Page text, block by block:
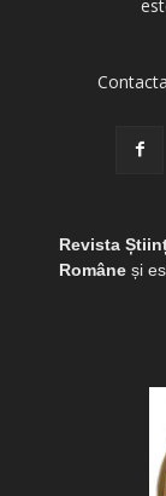
Revista
Româneși